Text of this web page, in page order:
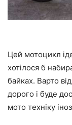
Цей мотоцикл
хотілося б
байках. Варто
дорого і буде
мото техніку